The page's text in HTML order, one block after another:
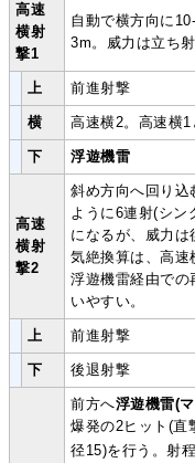
高速
横射
撃1
自動で横方向に
3m。威力は立ち射
上 前進射撃
横 高速横2。高速横
下 浮遊機雷
高速
横射
撃2
斜め方向へ回り込
ように6連射(シン
になるが、威力は
気絶換算は、高速
浮遊機雷経由での
いやすい。
上 前進射撃
下 後退射撃
前方へ浮遊機雷(
爆発の2ヒット(直
径15)を行う。射